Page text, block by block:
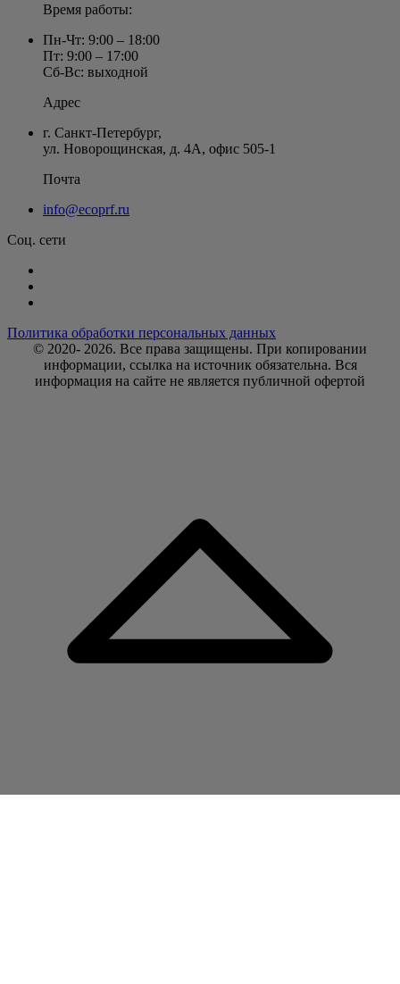
Время работы:
Пн-Чт: 9:00 – 18:00
Пт: 9:00 – 17:00
Сб-Вс: выходной
Адрес
г. Санкт-Петербург,
ул. Новорощинская, д. 4А, офис 505-1
Почта
info@ecoprf.ru
Соц. сети
Политика обработки персональных данных
© 2020- 2026. Bce права защищены. При копировании
информации, ссылка на источник обязательна. Вся
информация на сайте не является публичной офертой